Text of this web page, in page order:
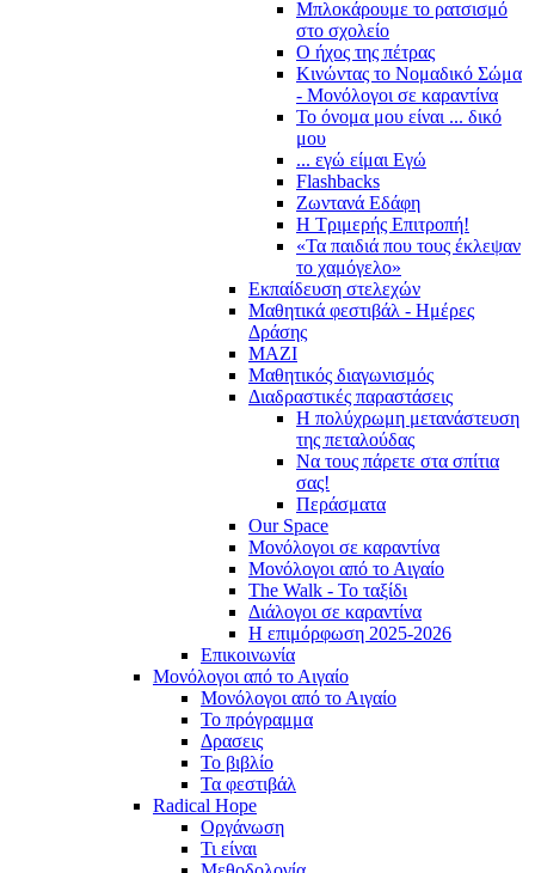
Μπλοκάρουμε το ρατσισμό
στο σχολείο
Ο ήχος της πέτρας
Κινώντας το Νομαδικό Σώμα
- Μονόλογοι σε καραντίνα
Το όνομα μου είναι ... δικό
μου
... εγώ είμαι Εγώ
Flashbacks
Ζωντανά Εδάφη
Η Τριμερής Επιτροπή!
«Τα παιδιά που τους έκλεψαν
το χαμόγελο»
Εκπαίδευση στελεχών
Μαθητικά φεστιβάλ - Ημέρες
Δράσης
ΜΑΖΙ
Μαθητικός διαγωνισμός
Διαδραστικές παραστάσεις
Η πολύχρωμη μετανάστευση
της πεταλούδας
Να τους πάρετε στα σπίτια
σας!
Περάσματα
Our Space
Μονόλογοι σε καραντίνα
Μονόλογοι από το Αιγαίο
The Walk - Το ταξίδι
Διάλογοι σε καραντίνα
Η επιμόρφωση 2025-2026
Επικοινωνία
Μονόλογοι από το Αιγαίο
Μονόλογοι από το Αιγαίο
Το πρόγραμμα
Δρασεις
Το βιβλίο
Τα φεστιβάλ
Radical Hope
Οργάνωση
Τι είναι